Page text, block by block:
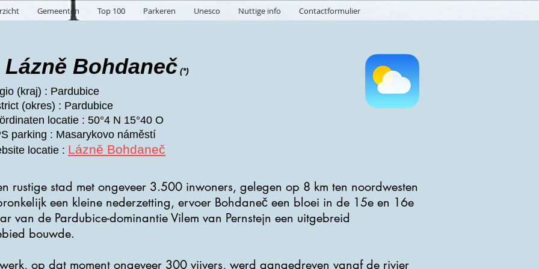
Gemeenten Top 100 Parkeren Unesco Nuttige info Contactformulier
Lázně Bohdaneč (*)
(kraj) : Pardubice
(okres) : Pardubice
locatie : 50°4 N 15°40 O
parking : Masarykovo náměstí
locatie : Lázně Bohdaneč
rustige stad met ongeveer 3.500 inwoners, gelegen op 8 km ten noordwesten
een kleine nederzetting, ervoer Bohdaneč een bloei in de 15e en 16e
van de Pardubice-dominantie Vilem van Pernstejn een uitgebreid
bouwde.
op dat moment ongeveer 300 vijvers, werd aangedreven vanaf de rivier